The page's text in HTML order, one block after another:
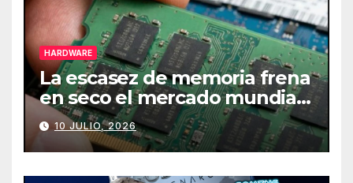
HARDWARE
La escasez de memoria frena
en seco el mercado mundial
de PCs
10 JULIO, 2026